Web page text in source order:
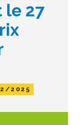
le 27
2025